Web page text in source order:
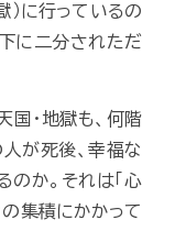
）に行っているの
に二分されただ
国・地獄も、何階
が死後、幸福な
か。それは「心
集積にかかって